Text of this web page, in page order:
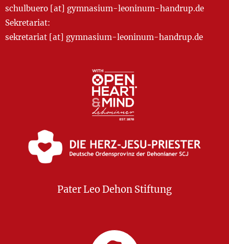
schulbuero [at] gymnasium-leoninum-handrup.de
Sekretariat:
sekretariat [at] gymnasium-leoninum-handrup.de
Pater Leo Dehon Stiftung